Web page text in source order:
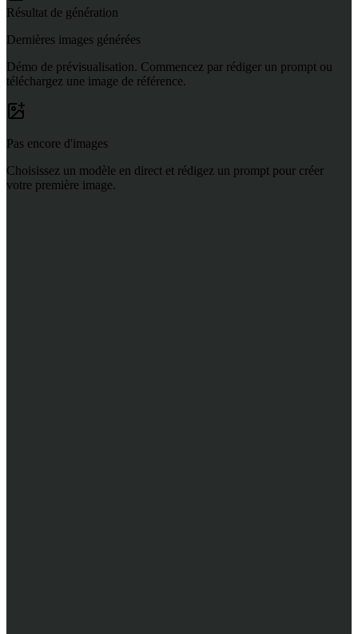
Résultat de génération
Dernières images générées
Démo de prévisualisation. Commencez par rédiger un prompt ou
téléchargez une image de référence.
Pas encore d'images
Choisissez un modèle en direct et rédigez un prompt pour créer
votre première image.